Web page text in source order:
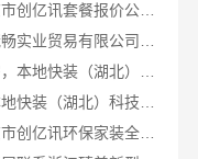
优质空间定制多少钱？南京市创亿讯套餐报价公开透明
优质室内设计哪家好，南京市创亿讯环保家装全包推荐